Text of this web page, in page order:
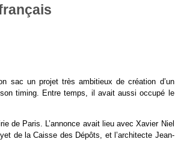
sac un projet très ambitieux de création d’un
timing. Entre temps, il avait aussi occupé le
de Paris. L’annonce avait lieu avec Xavier Niel
de la Caisse des Dépôts, et l’architecte Jean-